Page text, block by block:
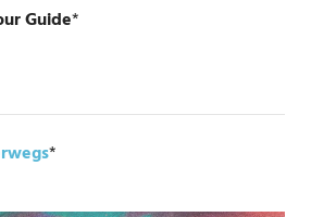
Guide*
*